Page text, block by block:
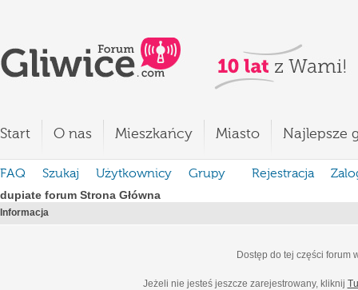
Start O nas Mieszkańcy Miasto Najlepsze
FAQ Szukaj Użytkownicy Grupy Rejestracja
dupiate forum Strona Główna
Informacja
Dostęp do tej części forum
Jeżeli nie jesteś jeszcze zarejestrowany, kliknij